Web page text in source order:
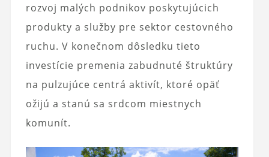
rozvoj malých podnikov poskytujúcich
produkty a služby pre sektor cestovného
ruchu. V konečnom dôsledku tieto
investície premenia zabudnuté štruktúry
na pulzujúce centrá aktivít, ktoré opäť
ožijú a stanú sa srdcom miestnych
komunít.